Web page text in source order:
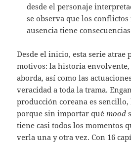
desde el personaje
se observa que los
ausencia tiene
Desde el inicio, esta serie atrae
motivos: la historia envolvente,
aborda, así como las
veracidad a toda la trama.
producción coreana es
porque sin importar qué mood
tiene casi todos los momentos
verla una y otra vez. Con 16